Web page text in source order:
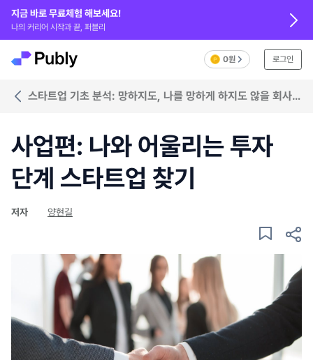
지금 바로 무료체험 해보세요!
나의 커리어 시작과 끝, 퍼블리
0원 로그인
스타트업 기초 분석: 망하지도, 나를 망하게 하지도 않을 회사
사업편: 나와 어울리는 투자
단계 스타트업 찾기
저자 양현길